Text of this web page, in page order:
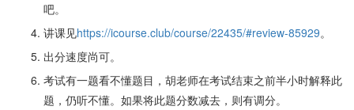
吧。
讲课见https://icourse.club/course/22435/#review-85929。
出分速度尚可。
考试有一题看不懂题目，胡老师在考试结束之前半小时解释此
题，仍听不懂。如果将此题分数减去，则有调分。